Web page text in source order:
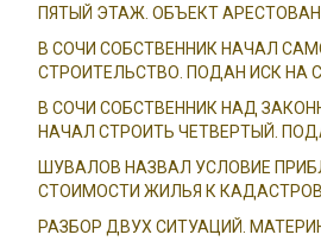
ПЯТЫЙ ЭТАЖ. ОБЪЕКТ АРЕСТОВАН
В СОЧИ СОБСТВЕННИК НАЧАЛ
СТРОИТЕЛЬСТВО. ПОДАН ИСК НА
В СОЧИ СОБСТВЕННИК НАД
НАЧАЛ СТРОИТЬ ЧЕТВЕРТЫЙ.
ШУВАЛОВ НАЗВАЛ УСЛОВИЕ
СТОИМОСТИ ЖИЛЬЯ К
РАЗБОР ДВУХ СИТУАЦИЙ.